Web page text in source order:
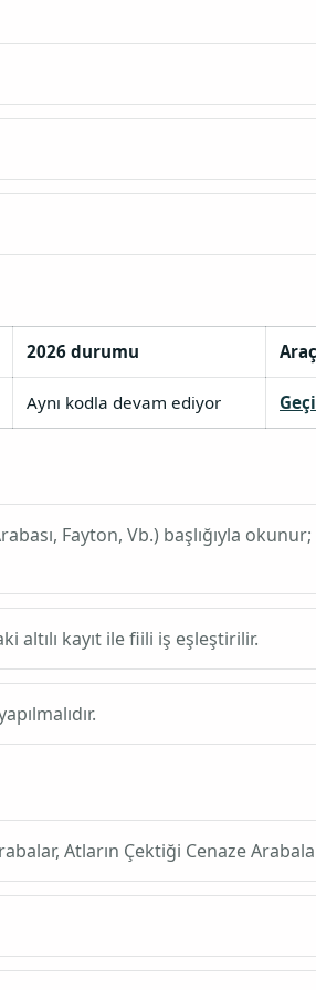
2026 durumu Araç
Aynı kodla devam ediyor
Fayton, Vb.) başlığıyla
kayıt ile fiili iş eşleştirilir.
Atların Çektiği Cenaze